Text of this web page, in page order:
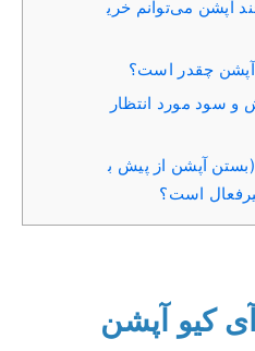
آپشن می‌توانم خری
چقدر است؟
سود مورد انتظار
آپشن از پیش ب
است؟
کیو آپشن